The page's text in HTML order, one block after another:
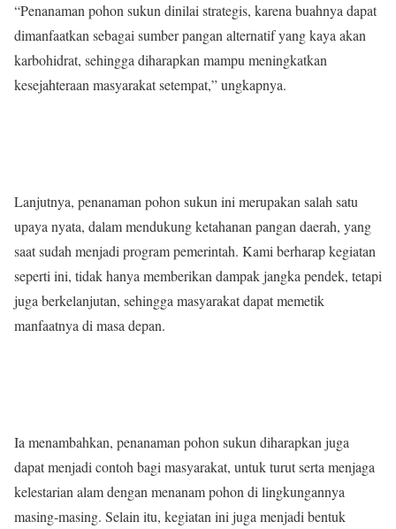
“Penanaman pohon sukun dinilai strategis, karena buahnya dapat
dimanfaatkan sebagai sumber pangan alternatif yang kaya akan
karbohidrat, sehingga diharapkan mampu meningkatkan
kesejahteraan masyarakat setempat,” ungkapnya.
Lanjutnya, penanaman pohon sukun ini merupakan salah satu
upaya nyata, dalam mendukung ketahanan pangan daerah, yang
saat sudah menjadi program pemerintah. Kami berharap kegiatan
seperti ini, tidak hanya memberikan dampak jangka pendek, tetapi
juga berkelanjutan, sehingga masyarakat dapat memetik
manfaatnya di masa depan.
Ia menambahkan, penanaman pohon sukun diharapkan juga
dapat menjadi contoh bagi masyarakat, untuk turut serta menjaga
kelestarian alam dengan menanam pohon di lingkungannya
masing-masing. Selain itu, kegiatan ini juga menjadi bentuk